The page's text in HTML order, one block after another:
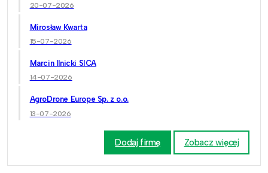
20-07-2026
Mirosław Kwarta
15-07-2026
Marcin Ilnicki SICA
14-07-2026
AgroDrone Europe Sp. z o.o.
13-07-2026
Dodaj firmę Zobacz więcej